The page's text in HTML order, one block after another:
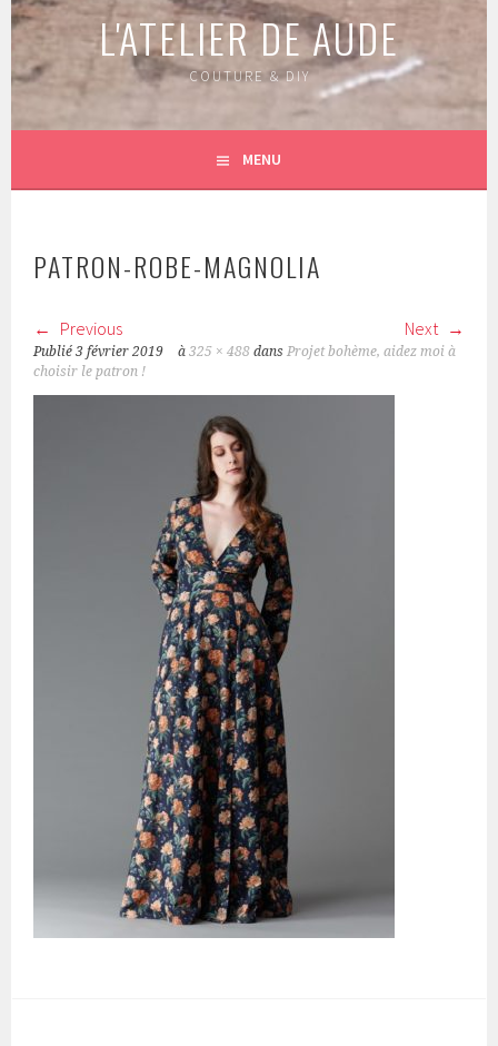
L'ATELIER DE AUDE
COUTURE & DIY
MENU
PATRON-ROBE-MAGNOLIA
Previous Next
Publié3 février 2019 à325 × 488 dansProjet bohème, aidez moi à
choisir le patron !